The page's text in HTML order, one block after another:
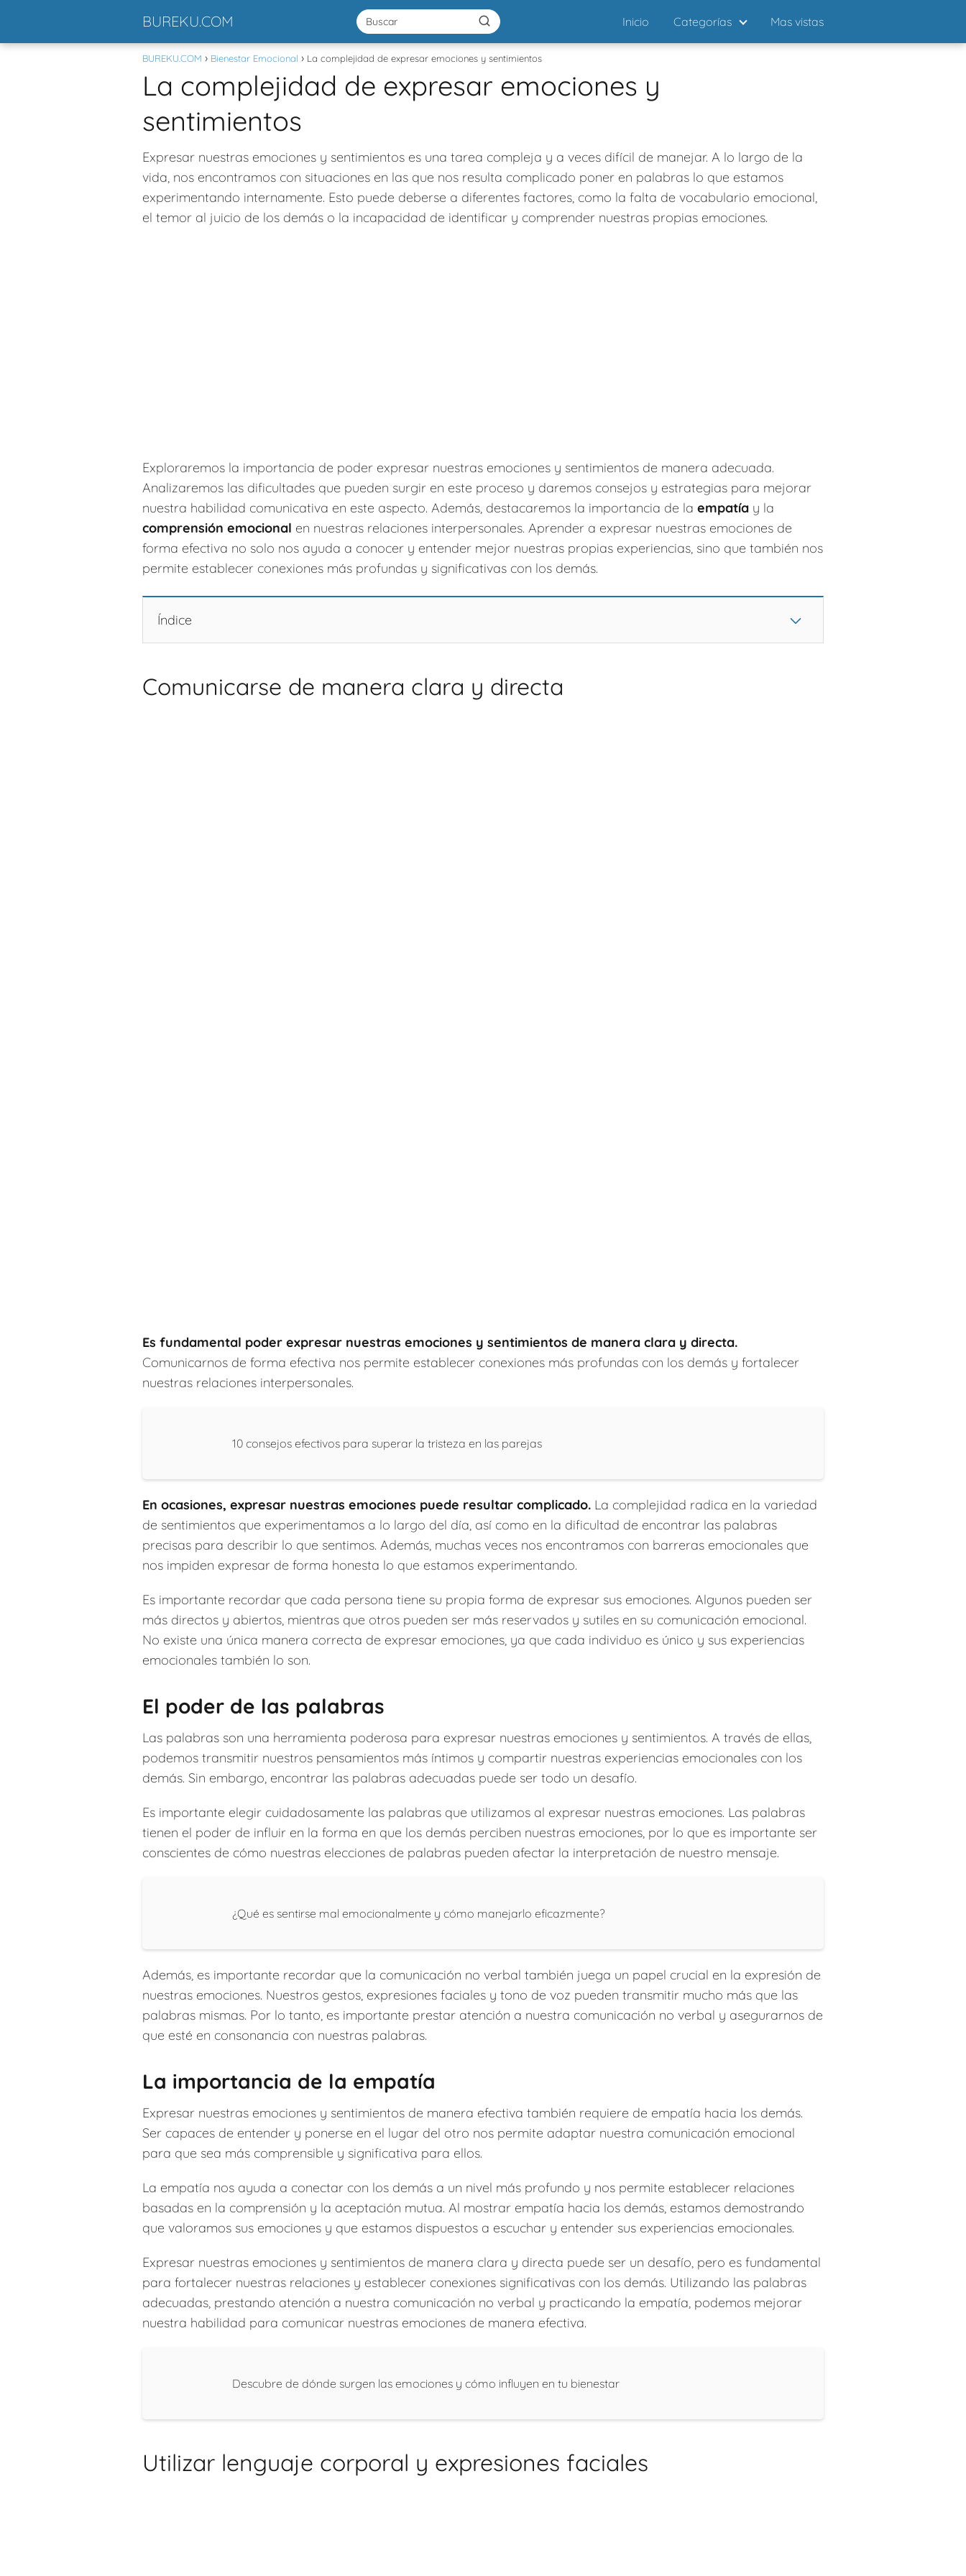
BUREKU.COM Inicio Categorías Mas vistas
BUREKU.COM Bienestar Emocional La complejidad de expresar emociones y sentimientos
La complejidad de expresar emociones y
sentimientos
Expresar nuestras emociones y sentimientos es una tarea compleja y a veces difícil de manejar. A lo largo de la
vida, nos encontramos con situaciones en las que nos resulta complicado poner en palabras lo que estamos
experimentando internamente. Esto puede deberse a diferentes factores, como la falta de vocabulario emocional,
el temor al juicio de los demás o la incapacidad de identificar y comprender nuestras propias emociones.
Exploraremos la importancia de poder expresar nuestras emociones y sentimientos de manera adecuada.
Analizaremos las dificultades que pueden surgir en este proceso y daremos consejos y estrategias para mejorar
nuestra habilidad comunicativa en este aspecto. Además, destacaremos la importancia de la empatía y la
comprensión emocional en nuestras relaciones interpersonales. Aprender a expresar nuestras emociones de
forma efectiva no solo nos ayuda a conocer y entender mejor nuestras propias experiencias, sino que también nos
permite establecer conexiones más profundas y significativas con los demás.
Índice
Comunicarse de manera clara y directa
Es fundamental poder expresar nuestras emociones y sentimientos de manera clara y directa.
Comunicarnos de forma efectiva nos permite establecer conexiones más profundas con los demás y fortalecer
nuestras relaciones interpersonales.
10 consejos efectivos para superar la tristeza en las parejas
En ocasiones, expresar nuestras emociones puede resultar complicado. La complejidad radica en la variedad
de sentimientos que experimentamos a lo largo del día, así como en la dificultad de encontrar las palabras
precisas para describir lo que sentimos. Además, muchas veces nos encontramos con barreras emocionales que
nos impiden expresar de forma honesta lo que estamos experimentando.
Es importante recordar que cada persona tiene su propia forma de expresar sus emociones. Algunos pueden ser
más directos y abiertos, mientras que otros pueden ser más reservados y sutiles en su comunicación emocional.
No existe una única manera correcta de expresar emociones, ya que cada individuo es único y sus experiencias
emocionales también lo son.
El poder de las palabras
Las palabras son una herramienta poderosa para expresar nuestras emociones y sentimientos. A través de ellas,
podemos transmitir nuestros pensamientos más íntimos y compartir nuestras experiencias emocionales con los
demás. Sin embargo, encontrar las palabras adecuadas puede ser todo un desafío.
Es importante elegir cuidadosamente las palabras que utilizamos al expresar nuestras emociones. Las palabras
tienen el poder de influir en la forma en que los demás perciben nuestras emociones, por lo que es importante ser
conscientes de cómo nuestras elecciones de palabras pueden afectar la interpretación de nuestro mensaje.
¿Qué es sentirse mal emocionalmente y cómo manejarlo eficazmente?
Además, es importante recordar que la comunicación no verbal también juega un papel crucial en la expresión de
nuestras emociones. Nuestros gestos, expresiones faciales y tono de voz pueden transmitir mucho más que las
palabras mismas. Por lo tanto, es importante prestar atención a nuestra comunicación no verbal y asegurarnos de
que esté en consonancia con nuestras palabras.
La importancia de la empatía
Expresar nuestras emociones y sentimientos de manera efectiva también requiere de empatía hacia los demás.
Ser capaces de entender y ponerse en el lugar del otro nos permite adaptar nuestra comunicación emocional
para que sea más comprensible y significativa para ellos.
La empatía nos ayuda a conectar con los demás a un nivel más profundo y nos permite establecer relaciones
basadas en la comprensión y la aceptación mutua. Al mostrar empatía hacia los demás, estamos demostrando
que valoramos sus emociones y que estamos dispuestos a escuchar y entender sus experiencias emocionales.
Expresar nuestras emociones y sentimientos de manera clara y directa puede ser un desafío, pero es fundamental
para fortalecer nuestras relaciones y establecer conexiones significativas con los demás. Utilizando las palabras
adecuadas, prestando atención a nuestra comunicación no verbal y practicando la empatía, podemos mejorar
nuestra habilidad para comunicar nuestras emociones de manera efectiva.
Descubre de dónde surgen las emociones y cómo influyen en tu bienestar
Utilizar lenguaje corporal y expresiones faciales